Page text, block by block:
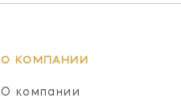
О КОМПАНИИ
О компании